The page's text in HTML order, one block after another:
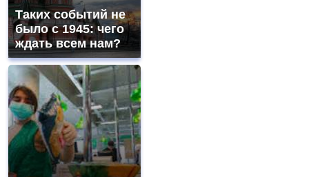
Таких событий не
было с 1945: чего
ждать всем нам?